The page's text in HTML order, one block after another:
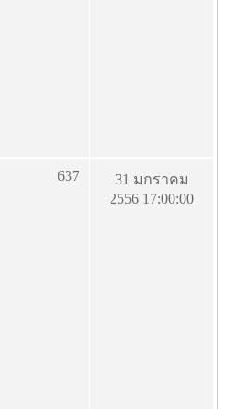
637
31 มกราคม
2556 17:00:00